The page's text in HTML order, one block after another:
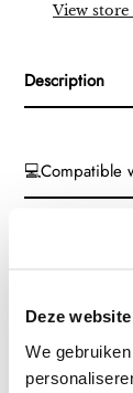
Deze
We
your
View
Description
💻Compatible
🥇 A+ Quality